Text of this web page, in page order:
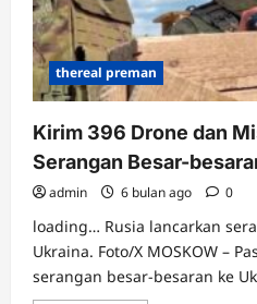
Iran
thereal preman
Kirim 396 Drone dan
Serangan Besar-
admin 6 bulan ago 0
loading… Rusia lancarkan
Ukraina. Foto/X MOSKOW –
serangan besar-besaran ke